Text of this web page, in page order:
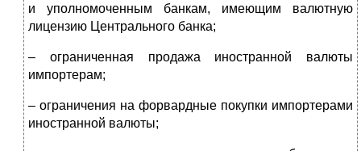
и уполномоченным банкам, имеющим валютную
лицензию Центрального банка;
– ограниченная продажа иностранной валюты
импортерам;
– ограничения на форвардные покупки импортерами
иностранной валюты;